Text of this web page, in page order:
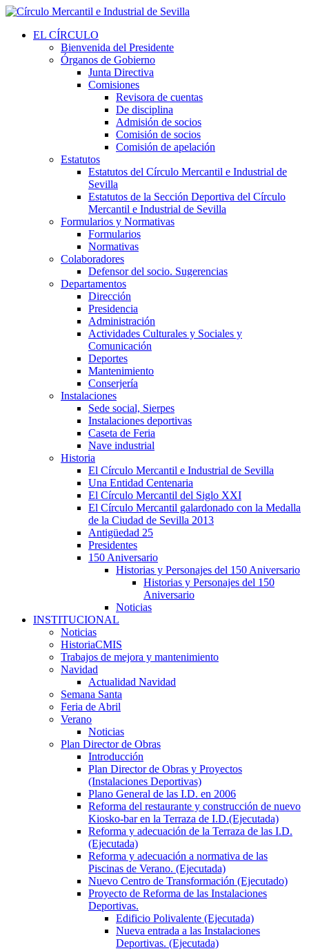
EL CÍRCULO
Bienvenida del Presidente
Órganos de Gobierno
Junta Directiva
Comisiones
Revisora de cuentas
De disciplina
Admisión de socios
Comisión de socios
Comisión de apelación
Estatutos
Estatutos del Círculo Mercantil e Industrial de
Sevilla
Estatutos de la Sección Deportiva del Círculo
Mercantil e Industrial de Sevilla
Formularios y Normativas
Formularios
Normativas
Colaboradores
Defensor del socio. Sugerencias
Departamentos
Dirección
Presidencia
Administración
Actividades Culturales y Sociales y
Comunicación
Deportes
Mantenimiento
Conserjería
Instalaciones
Sede social, Sierpes
Instalaciones deportivas
Caseta de Feria
Nave industrial
Historia
El Círculo Mercantil e Industrial de Sevilla
Una Entidad Centenaria
El Círculo Mercantil del Siglo XXI
El Círculo Mercantil galardonado con la Medalla
de la Ciudad de Sevilla 2013
Antigüedad 25
Presidentes
150 Aniversario
Historias y Personajes del 150 Aniversario
Historias y Personajes del 150
Aniversario
Noticias
INSTITUCIONAL
Noticias
HistoriaCMIS
Trabajos de mejora y mantenimiento
Navidad
Actualidad Navidad
Semana Santa
Feria de Abril
Verano
Noticias
Plan Director de Obras
Introducción
Plan Director de Obras y Proyectos
(Instalaciones Deportivas)
Plano General de las I.D. en 2006
Reforma del restaurante y construcción de nuevo
Kiosko-bar en la Terraza de I.D.(Ejecutada)
Reforma y adecuación de la Terraza de las I.D.
(Ejecutada)
Reforma y adecuación a normativa de las
Piscinas de Verano. (Ejecutada)
Nuevo Centro de Transformación (Ejecutado)
Proyecto de Reforma de las Instalaciones
Deportivas.
Edificio Polivalente (Ejecutada)
Nueva entrada a las Instalaciones
Deportivas. (Ejecutada)